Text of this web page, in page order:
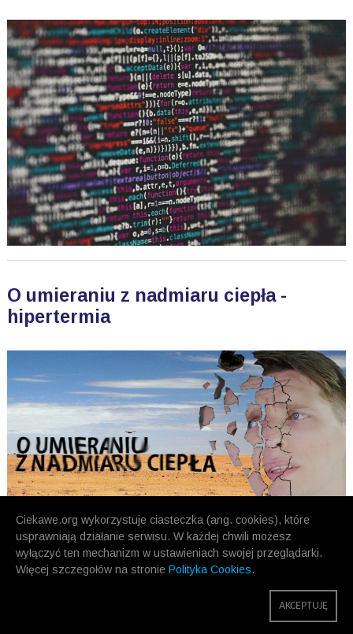
Ciekawe.org wykorzystuje ciasteczka (ang. cookies), które
usprawniają działanie serwisu. W każdej chwili możesz
wyłączyć ten mechanizm w ustawieniach swojej przeglądarki.
Więcej szczegołów na stronie Polityka Cookies.
AKCEPTUJĘ
O umieraniu z nadmiaru ciepła -
hipertermia
NASTĘPNE